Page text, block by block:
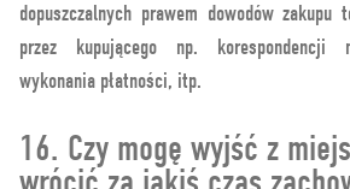
dopuszczalnych prawem dowodów zakupu
przez kupującego np. korespondencji
wykonania płatności, itp.
16. Czy mogę wyjść z